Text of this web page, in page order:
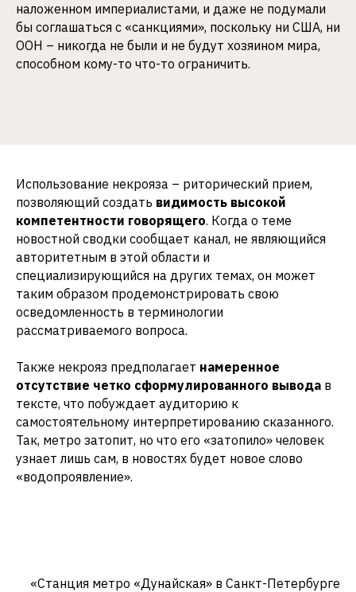
наложенном империалистами, и даже не подумали
бы соглашаться с «санкциями», поскольку ни США, ни
ООН – никогда не были и не будут хозяином мира,
способном кому-то что-то ограничить.
Использование некрояза – риторический прием,
позволяющий создать видимость высокой
компетентности говорящего. Когда о теме
новостной сводки сообщает канал, не являющийся
авторитетным в этой области и
специализирующийся на других темах, он может
таким образом продемонстрировать свою
осведомленность в терминологии
рассматриваемого вопроса.
Также некрояз предполагает намеренное
отсутствие четко сформулированного вывода в
тексте, что побуждает аудиторию к
самостоятельному интерпретированию сказанного.
Так, метро затопит, но что его «затопило» человек
узнает лишь сам, в новостях будет новое слово
«водопроявление».
«Станция метро «Дунайская» в Санкт-Петербурге